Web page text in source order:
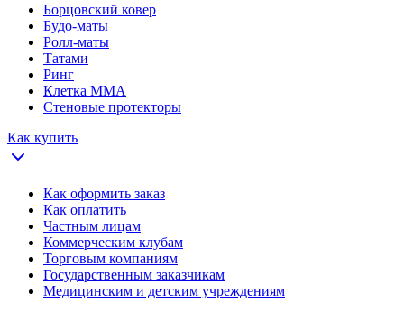
Борцовский ковер
Будо-маты
Ролл-маты
Татами
Ринг
Клетка ММА
Стеновые протекторы
Как купить
Как оформить заказ
Как оплатить
Частным лицам
Коммерческим клубам
Торговым компаниям
Государственным заказчикам
Медицинским и детским учреждениям